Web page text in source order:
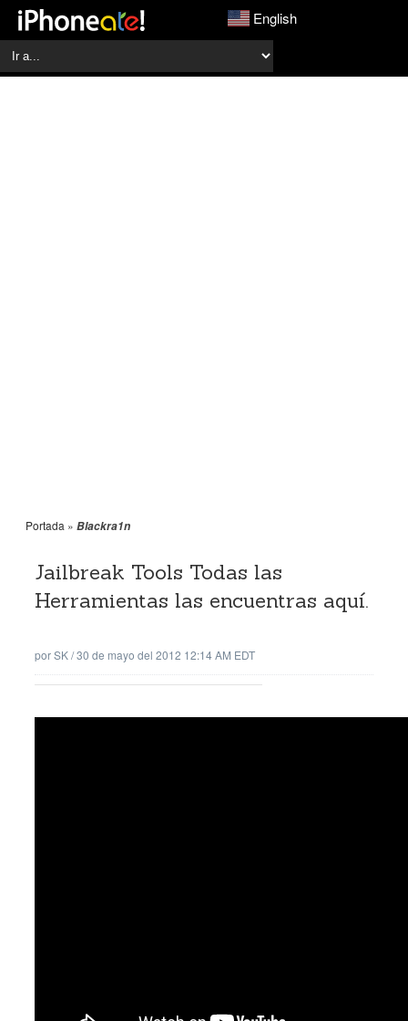
English
Portada » Blackra1n
Jailbreak Tools Todas las
Herramientas las encuentras aquí.
porSK/30 de mayo del 2012 12:14 AM EDT